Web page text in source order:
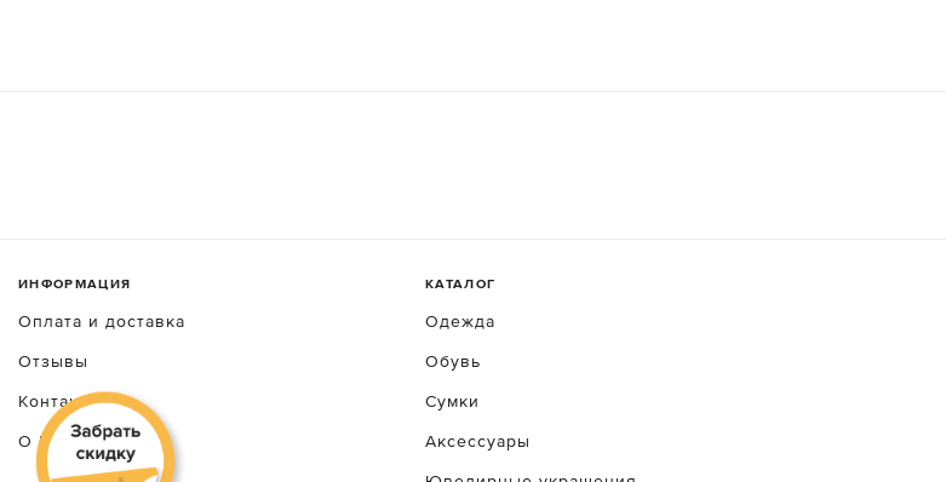
ИНФОРМАЦИЯ
Оплата и доставка
Отзывы
Контакты
О luxecrime
КАТАЛОГ
Одежда
Обувь
Сумки
Аксессуары